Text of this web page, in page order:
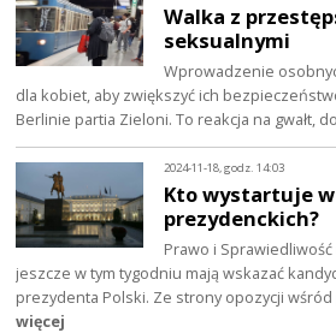
Walka z
seksualnymi
Wprowadzenie
dla kobiet, aby zwiększyć ich
Berlinie partia Zieloni. To reakcja na gwałt,
2024-11-18, godz. 14:03
Kto wystartuje
prezydenckich?
Prawo i
jeszcze w tym tygodniu mają wskazać
prezydenta Polski. Ze strony opozycji
więcej